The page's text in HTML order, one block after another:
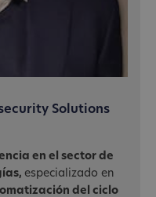
Solutions
en el sector de
especializado en
del ciclo